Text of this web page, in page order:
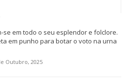
se em todo o seu esplendor e folclore.
em punho para botar o voto na urna
Outubro, 2025